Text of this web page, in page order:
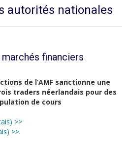
autorités nationales
financiers
de l’AMF sanctionne une
traders néerlandais pour des
de cours
>>
>>